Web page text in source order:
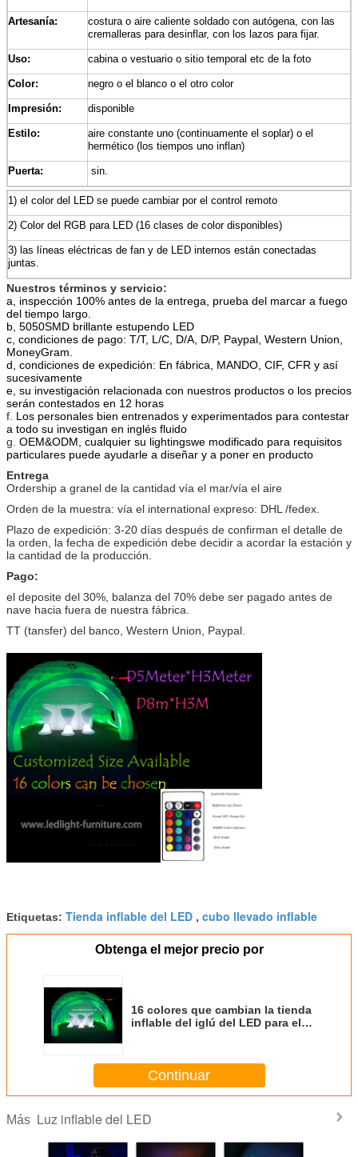
Artesanía:
costura o aire caliente soldado con autógena, con las
cremalleras para desinflar, con los lazos para fijar.
Uso: cabina o vestuario o sitio temporal etc de la foto
Color: negro o el blanco o el otro color
Impresión: disponible
Estilo:
aire constante uno (continuamente el soplar) o el
hermético (los tiempos uno inflan)
Puerta: sin.
1) el color del LED se puede cambiar por el control remoto
2) Color del RGB para LED (16 clases de color disponibles)
3) las líneas eléctricas de fan y de LED internos están conectadas
juntas.
Nuestros términos y servicio:
a, inspección 100% antes de la entrega, prueba del marcar a fuego
del tiempo largo.
b, 5050SMD brillante estupendo LED
c, condiciones de pago: T/T, L/C, D/A, D/P, Paypal, Western Union,
MoneyGram.
d, condiciones de expedición: En fábrica, MANDO, CIF, CFR y así
sucesivamente
e, su investigación relacionada con nuestros productos o los precios
serán contestados en 12 horas
f. Los personales bien entrenados y experimentados para contestar
a todo su investigan en inglés fluido
g. OEM&ODM, cualquier su lightingswe modificado para requisitos
particulares puede ayudarle a diseñar y a poner en producto
Entrega
Ordership a granel de la cantidad vía el mar/vía el aire
Orden de la muestra: vía el international expreso: DHL /fedex.
Plazo de expedición: 3-20 días después de confirman el detalle de
la orden, la fecha de expedición debe decidir a acordar la estación y
la cantidad de la producción.
Pago:
el deposite del 30%, balanza del 70% debe ser pagado antes de
nave hacia fuera de nuestra fábrica.
TT (tansfer) del banco, Western Union, Paypal.
Etiquetas: Tienda inflable del LED , cubo llevado inflable
Obtenga el mejor precio por
16 colores que cambian la tienda
inflable del iglú del LED para el
Continuar
Más Luz inflable del LED